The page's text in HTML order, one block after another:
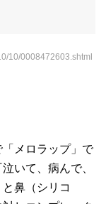
10/0008472603.shtml
メロラップ」 で
いて、病んで、
鼻（シリコ